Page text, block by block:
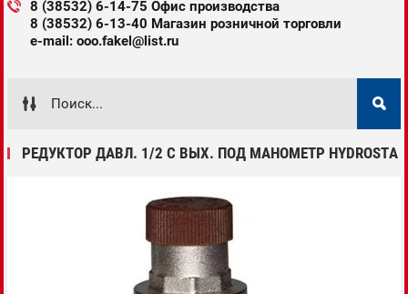
8 (38532) 6-14-75 Офис производства
8 (38532) 6-13-40 Магазин розничной торговли
e-mail: ooo.fakel@list.ru
РЕДУКТОР ДАВЛ. 1/2 С ВЫХ. ПОД МАНОМЕТР HYDROSTA